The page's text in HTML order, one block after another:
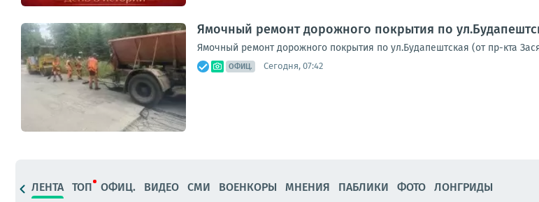
Ямочный ремонт дорожного покрытия по
Ямочный ремонт дорожного покрытия по ул.Будапештская (от пр-кта
ОФИЦ. Сегодня, 07:42
ЛЕНТА ТОП ОФИЦ. ВИДЕО СМИ ВОЕНКОРЫ МНЕНИЯ ПАБЛИКИ ФОТО ЛОНГРИДЫ